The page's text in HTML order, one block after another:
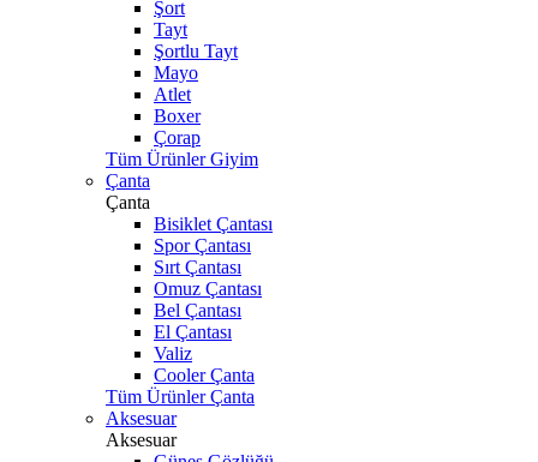
Şort
Tayt
Şortlu Tayt
Mayo
Atlet
Boxer
Çorap
Tüm Ürünler Giyim
Çanta
Çanta
Bisiklet Çantası
Spor Çantası
Sırt Çantası
Omuz Çantası
Bel Çantası
El Çantası
Valiz
Cooler Çanta
Tüm Ürünler Çanta
Aksesuar
Aksesuar